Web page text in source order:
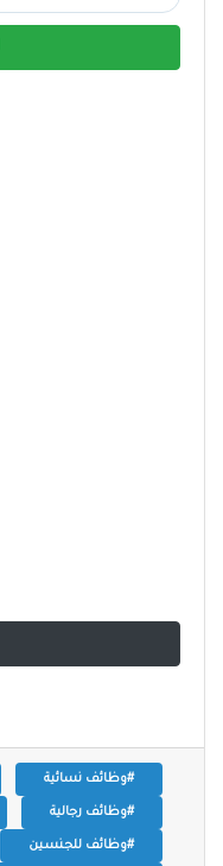
#وظائف نسائية
#وظائف رجالية
#وظائف للجنسين